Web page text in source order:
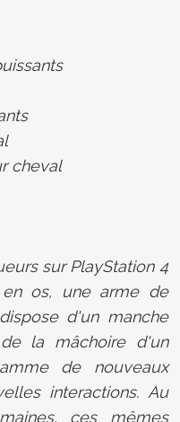
cheval
sur PlayStation 4
os, une arme de
d'un manche
la mâchoire d'un
de nouveaux
interactions. Au
ces mêmes